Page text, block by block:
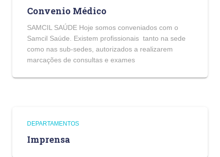
Convenio Médico
SAMCIL SAÚDE Hoje somos conveniados com o
Samcil Saúde. Existem profissionais tanto na sede
como nas sub-sedes, autorizados a realizarem
marcações de consultas e exames
DEPARTAMENTOS
Imprensa